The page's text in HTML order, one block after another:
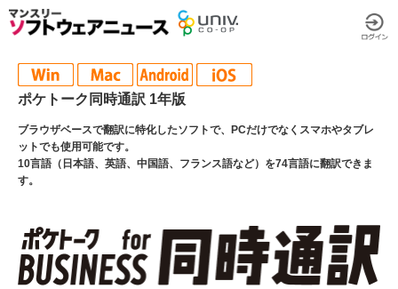
ポケトーク同時通訳 1年版
ブラウザベースで翻訳に特化したソフトで、PCだけでなくスマホやタブレ
ットでも使用可能です。
10言語（日本語、英語、中国語、フランス語など）を74言語に翻訳できま
す。